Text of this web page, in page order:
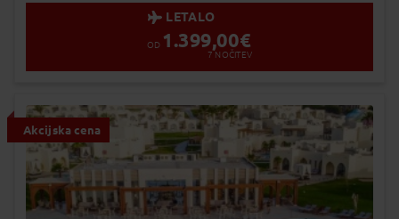
LETALO
OD 1.399,00€
7 NOČITEV
Akcijska cena